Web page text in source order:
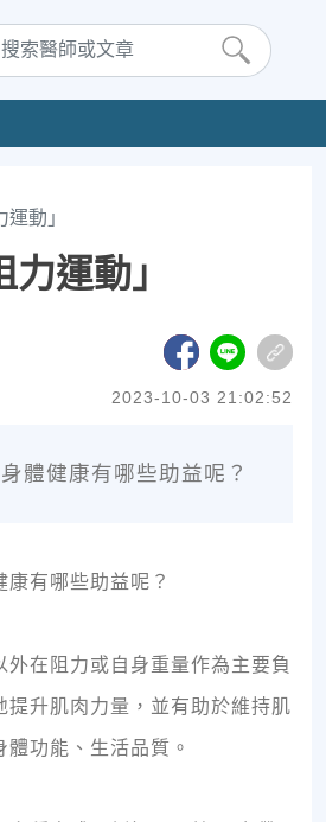
動」
運動」
2023-10-03 21:02:52
體健康有哪些助益呢？
有哪些助益呢？
外在阻力或自身重量作為主要負
提升肌肉力量，並有助於維持肌
功能、生活品質。